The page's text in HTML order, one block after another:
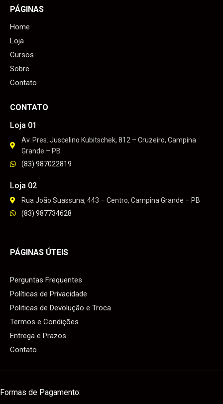
PÁGINAS
Home
Loja
Cursos
Sobre
Contato
CONTATO
Loja 01
Av. Pres. Juscelino Kubitschek, 812 – Cruzeiro, Campina
Grande – PB
(83) 987022819
Loja 02
Rua João Suassuna, 443 – Centro, Campina Grande – PB
(83) 987734628
PÁGINAS ÚTEIS
Perguntas Frequentes
Políticas de Privacidade
Politicas de Devolução e Troca
Termos e Condições
Entrega e Prazos
Contato
Formas de Pagamento: